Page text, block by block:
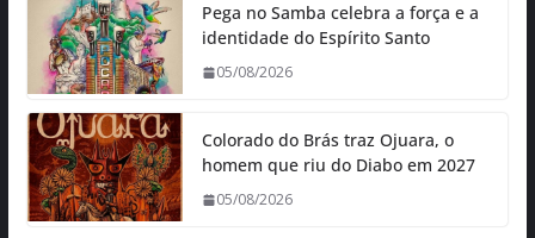
Pega no Samba celebra a força e a
identidade do Espírito Santo
05/08/2026
Colorado do Brás traz Ojuara, o
homem que riu do Diabo em 2027
05/08/2026